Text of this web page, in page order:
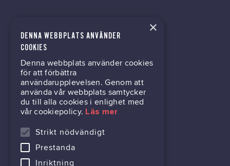
kontor@gil.se
031-63 64 80
Mölndalsvägen 30B
Box 24061
400 22 Göteborg
716444-6762
×
DENNA WEBBPLATS ANVÄNDER
COOKIES
Denna webbplats använder cookies
för att förbättra
användarupplevelsen. Genom att
använda vår webbplats samtycker
du till alla cookies i enlighet med
vår cookiepolicy. Läs mer
Strikt nödvändigt
Prestanda
Inriktning